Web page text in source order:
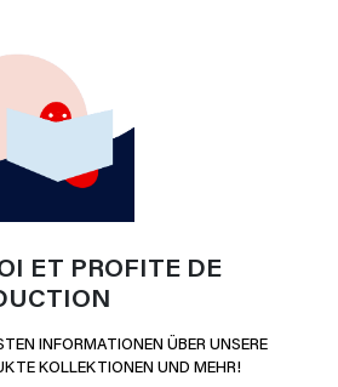
CHF 79,00